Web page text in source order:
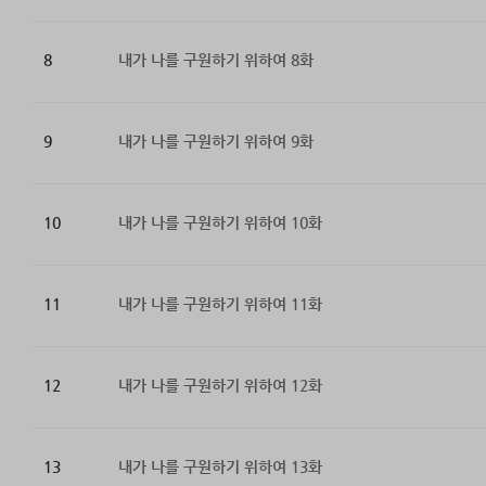
8 내가 나를 구원하기 위하여 8화
9 내가 나를 구원하기 위하여 9화
10 내가 나를 구원하기 위하여 10화
11 내가 나를 구원하기 위하여 11화
12 내가 나를 구원하기 위하여 12화
13 내가 나를 구원하기 위하여 13화